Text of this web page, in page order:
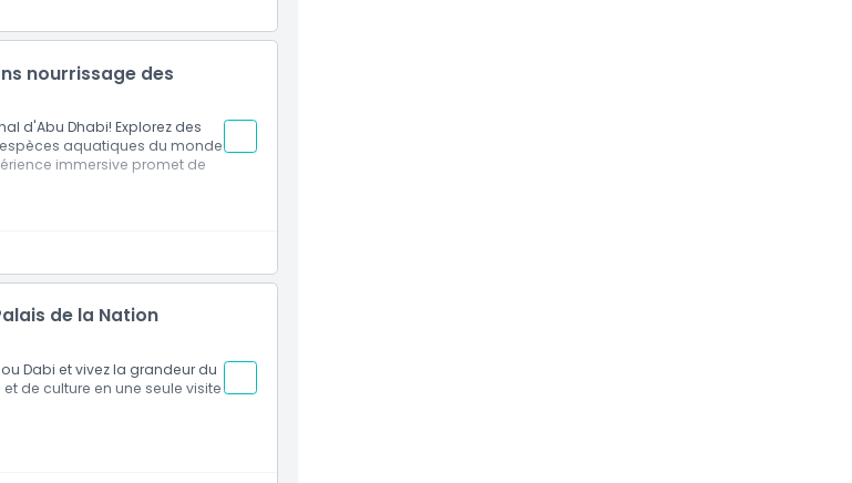
nourrissage des
d'Abu Dhabi! Explorez des
aquatiques du monde
immersive promet de
aquatiques du monde
de la Nation
Dabi et vivez la grandeur du
de culture en une seule visite